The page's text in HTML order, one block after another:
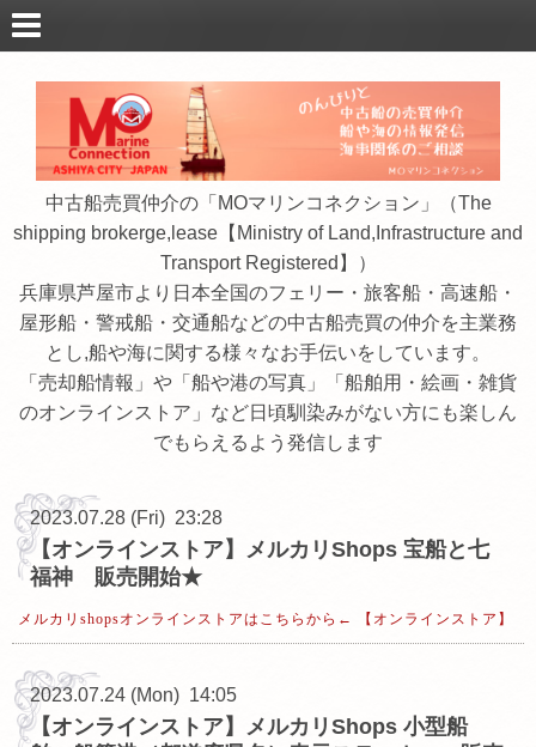
中古船売買仲介の「MOマリンコネクション」（The
shipping brokerge,lease【Ministry of Land,Infrastructure and
Transport Registered】）
兵庫県芦屋市より日本全国のフェリー・旅客船・高速船・
屋形船・警戒船・交通船などの中古船売買の仲介を主業務
とし,船や海に関する様々なお手伝いをしています。
「売却船情報」や「船や港の写真」「船舶用・絵画・雑貨
のオンラインストア」など日頃馴染みがない方にも楽しん
でもらえるよう発信します
2023.07.28 (Fri) 23:28
【オンラインストア】メルカリShops 宝船と七
福神 販売開始★
メルカリshopsオンラインストアはこちらから← 【オンラインストア】
2023.07.24 (Mon) 14:05
【オンラインストア】メルカリShops 小型船